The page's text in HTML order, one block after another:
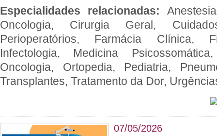
Especialidades relacionadas:
Oncologia, Cirurgia Geral,
Perioperatórios, Farmácia Clínica,
Infectologia, Medicina
Oncologia, Ortopedia, Pediatria,
Transplantes, Tratamento da Dor,
07/05/2026